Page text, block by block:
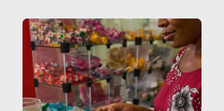
Novo SRH
Observatório
Observatório de Boa Vista
O que é